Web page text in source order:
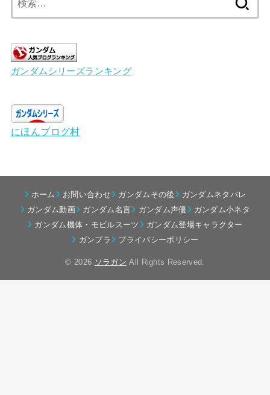
索:
ガンダムシリーズランキング
にほんブログ村
ホーム お問い合わせ ガンダムその後
ガンダムネタバレ
ガンダム動画
ガンダム名言 ガンダム声優
ガンダム小ネタ
ガンダム機体・モビルスーツ
ガンダム登場キャラクター
ガンプラ
プライバシーポリシー
© 2026 ソラガン All Rights Reserved.